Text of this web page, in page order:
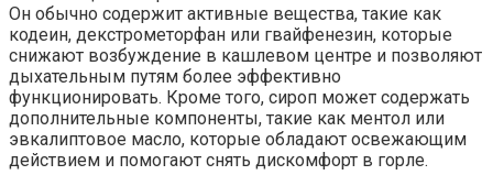
Он обычно содержит активные вещества, такие как
кодеин, декстрометорфан или гвайфенезин, которые
снижают возбуждение в кашлевом центре и позволяют
дыхательным путям более эффективно
функционировать. Кроме того, сироп может содержать
дополнительные компоненты, такие как ментол или
эвкалиптовое масло, которые обладают освежающим
действием и помогают снять дискомфорт в горле.